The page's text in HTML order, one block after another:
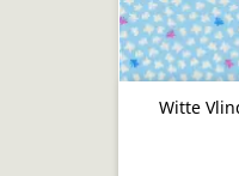
Witte